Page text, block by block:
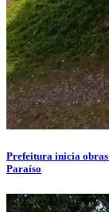
Prefeitura inicia
Paraíso